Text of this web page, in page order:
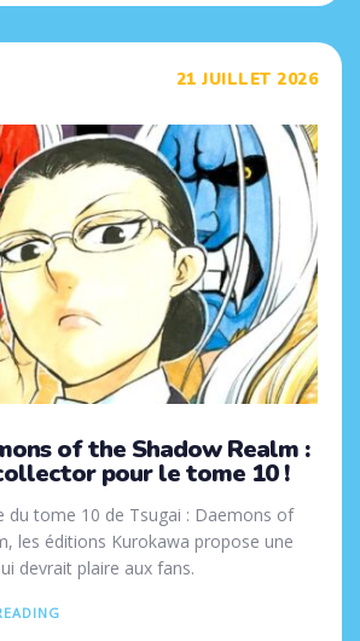
21 JUILLET 2026
of the Shadow Realm :
pour le tome 10 !
du tome 10 de Tsugai : Daemons of
les éditions Kurokawa propose une
devrait plaire aux fans.